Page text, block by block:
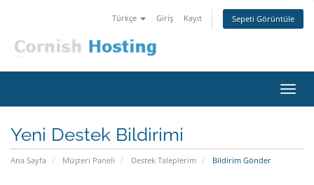
Türkçe Giriş Kayıt Sepeti Görüntüle
Yeni Destek Bildirimi
Ana Sayfa Müşteri Paneli Destek Taleplerim Bildirim Gönder